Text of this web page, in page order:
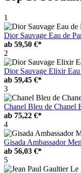
1
Dior Sauvage Eau de
ab 59,50 €*
2
Dior Sauvage Elixir
ab 59,45 €*
3
Chanel Bleu de Chanel
ab 75,22 €*
4
Gisada Ambassador
ab 56,03 €*
5